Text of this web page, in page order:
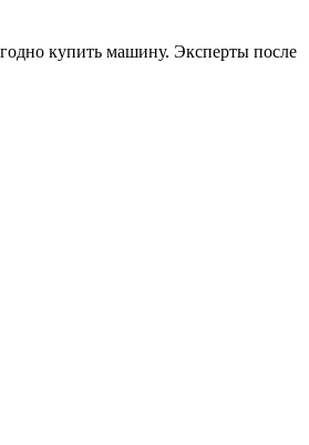
купить машину. Эксперты после